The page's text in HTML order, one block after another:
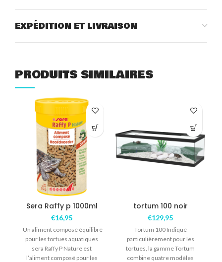
EXPÉDITION ET LIVRAISON
PRODUITS SIMILAIRES
Sera Raffy p 1000ml
€16,95
Un aliment composé équilibré
pour les tortues aquatiques
sera Raffy P Nature est
l’aliment composé pour les
tortum 100 noir
€129,95
Tortum 100 Indiqué
particulièrement pour les
tortues, la gamme Tortum
combine quatre modèles